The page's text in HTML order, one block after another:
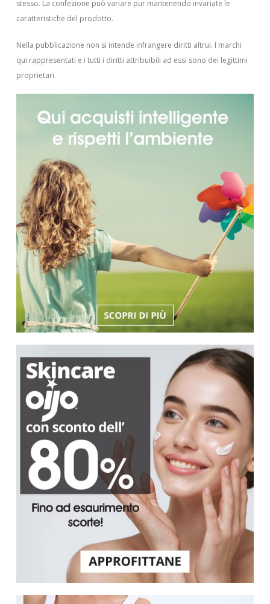
stesso. La confezione può variare pur mantenendo invariate le
caratteristiche del prodotto.
Nella pubblicazione non si intende infrangere diritti altrui. I marchi
qui rappresentati e i tutti i diritti attribuibili ad essi sono dei legittimi
proprietari.